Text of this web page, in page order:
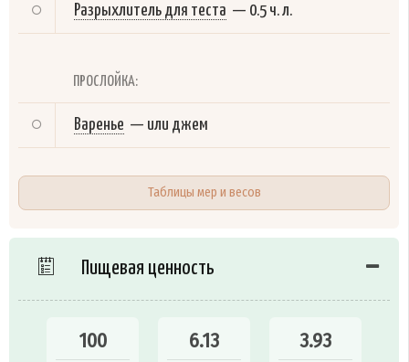
Разрыхлитель для теста — 0.5 ч. л.
ПРОСЛОЙКА:
Варенье — или джем
Таблицы мер и весов
Пищевая ценность
100 6.13 3.93